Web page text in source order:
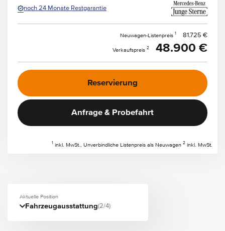
noch 24 Monate Restgarantie
Neuwagen-Listenpreis 1 81.725 €
Verkaufspreis 2 48.900 €
Reservierung
Anfrage & Probefahrt
1 inkl. MwSt., Unverbindliche Listenpreis als Neuwagen 2 inkl. MwSt.
Aktuelle Position
Fahrzeugausstattung(2/4)